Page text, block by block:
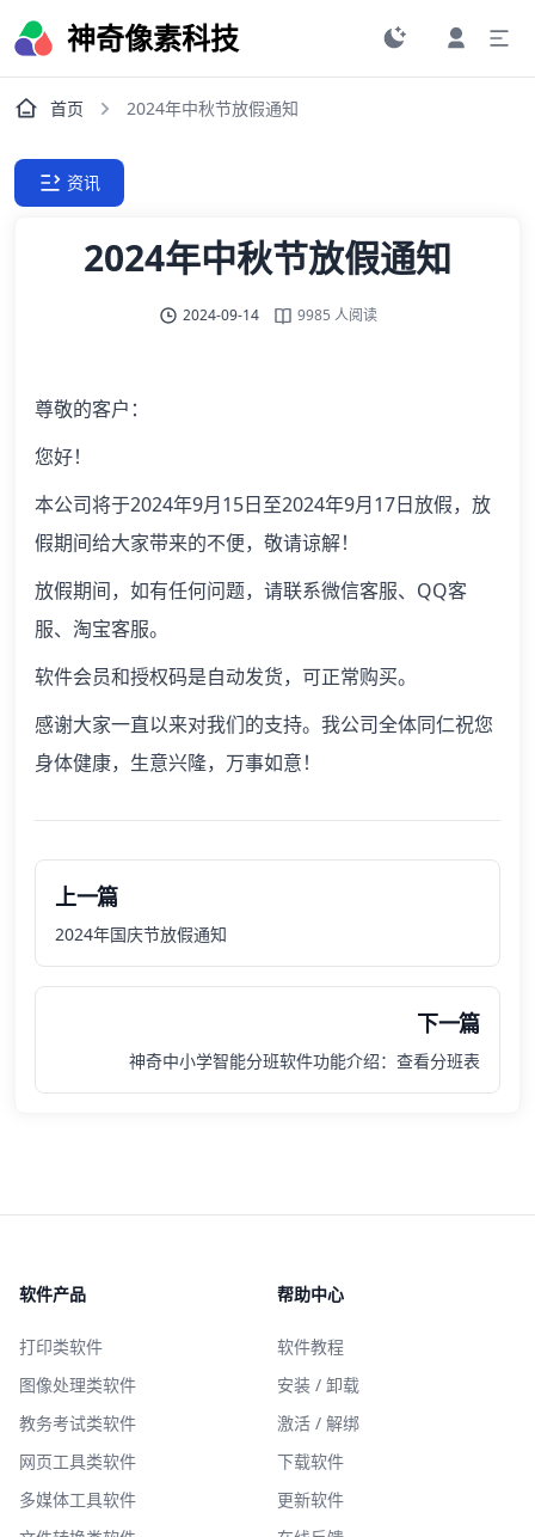
神奇像素科技
首页 2024年中秋节放假通知
资讯
2024年中秋节放假通知
2024-09-14 9985 人阅读
尊敬的客户：
您好！
本公司将于2024年9月15日至2024年9月17日放假，放
假期间给大家带来的不便，敬请谅解！
放假期间，如有任何问题，请联系微信客服、QQ客
服、淘宝客服。
软件会员和授权码是自动发货，可正常购买。
感谢大家一直以来对我们的支持。我公司全体同仁祝您
身体健康，生意兴隆，万事如意！
上一篇
2024年国庆节放假通知
下一篇
神奇中小学智能分班软件功能介绍：查看分班表
软件产品
打印类软件
图像处理类软件
教务考试类软件
网页工具类软件
多媒体工具软件
帮助中心
软件教程
安装 / 卸载
激活 / 解绑
下载软件
更新软件